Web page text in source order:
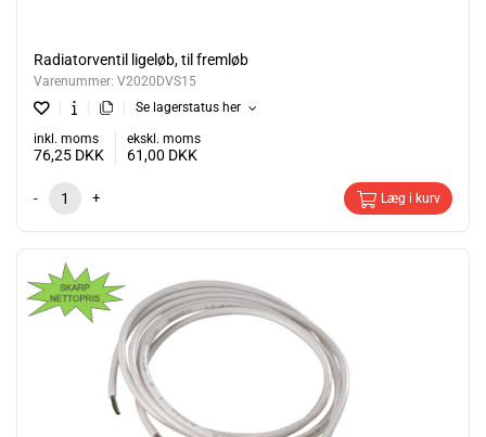
Radiatorventil ligeløb, til fremløb
Varenummer: V2020DVS15
Se lagerstatus her
inkl. moms
76,25 DKK
ekskl. moms
61,00 DKK
- + Læg i kurv